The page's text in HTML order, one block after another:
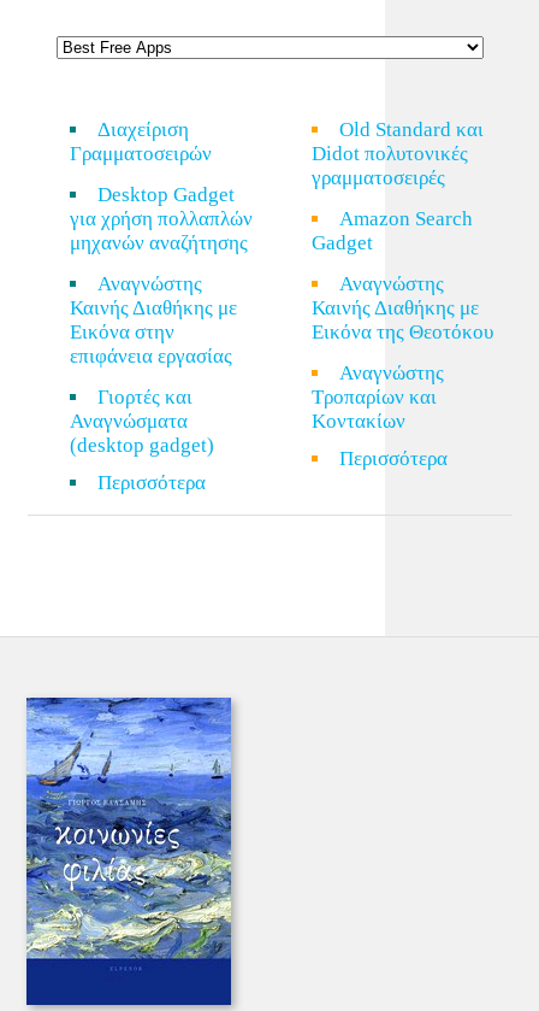
Διαχείριση
Γραμματοσειρών
Desktop Gadget
για χρήση πολλαπλών
μηχανών αναζήτησης
Αναγνώστης
Καινής Διαθήκης με
Εικόνα στην
επιφάνεια εργασίας
Γιορτές και
Αναγνώσματα
(desktop gadget)
Περισσότερα
Old Standard και
Didot πολυτονικές
γραμματοσειρές
Amazon Search
Gadget
Αναγνώστης
Καινής Διαθήκης με
Εικόνα της Θεοτόκου
Αναγνώστης
Τροπαρίων και
Κοντακίων
Περισσότερα